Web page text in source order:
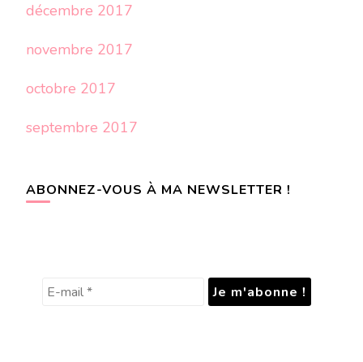
décembre 2017
novembre 2017
octobre 2017
septembre 2017
ABONNEZ-VOUS À MA NEWSLETTER !